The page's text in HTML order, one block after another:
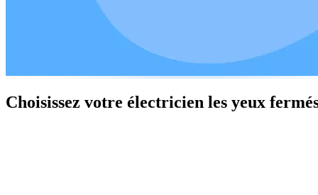
Choisissez votre électricien les yeux